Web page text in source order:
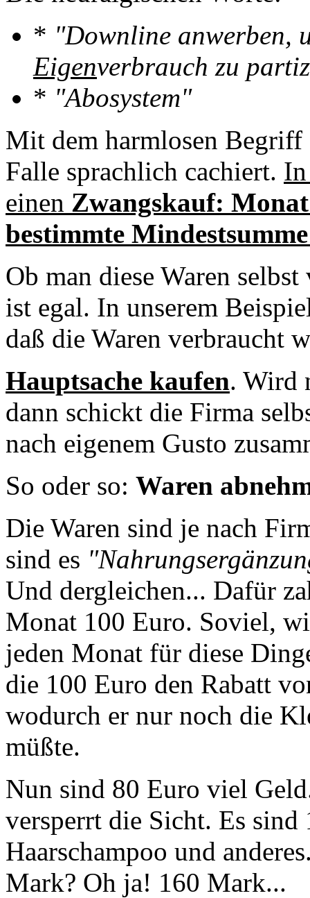
* "Downline anwerben,
Eigenverbrauch zu
* "Abosystem"
Mit dem harmlosen Begriff
Falle sprachlich cachiert.
einen Zwangskauf:
bestimmte
Ob man diese Waren
ist egal. In unserem
daß die Waren verbraucht
Hauptsache kaufen. Wird
dann schickt die Firma
nach eigenem Gusto
So oder so: Waren
Die Waren sind je nach
sind es
Und dergleichen... Dafür
Monat 100 Euro. Soviel,
jeden Monat für diese
die 100 Euro den Rabatt
wodurch er nur noch die
müßte.
Nun sind 80 Euro viel
versperrt die Sicht. Es
Haarschampoo und
Mark? Oh ja! 160 Mark...